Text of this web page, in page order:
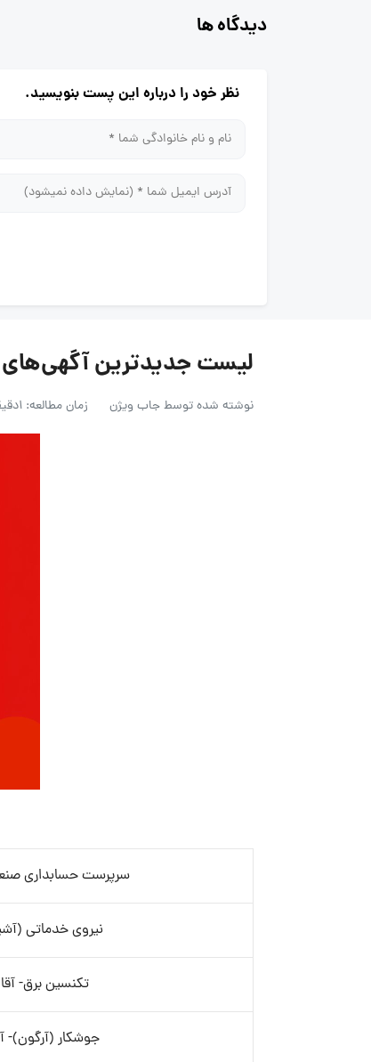
دیدگاه ها
نظر خود را درباره این پست بنویسید.
لیست جدیدترین آگهی‌های
نوشته شده توسطجاب ویژن زمان مطالعه: 1دقیقه
سرپرست حسابداری
نیروی خدماتی
تکنسین برق- آقا
جوشکار (آرگون)-